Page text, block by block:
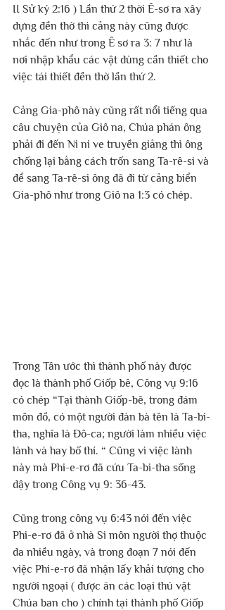
II Sử ký 2:16 ) Lần thứ 2 thời Ê-sơ ra xây
dựng đền thờ thì cảng này cũng được
nhắc đến như trong Ê sơ ra 3: 7 như là
nơi nhập khẩu các vật dùng cần thiết cho
việc tái thiết đền thờ lần thứ 2.
Cảng Gia-phô này cũng rất nổi tiếng qua
câu chuyện của Giô na, Chúa phán ông
phải đi đến Ni ni ve truyền giảng thì ông
chống lại bằng cách trốn sang Ta-rê-si và
để sang Ta-rê-si ông đã đi từ cảng biển
Gia-phô như trong Giô na 1:3 có chép.
Trong Tân ước thì thành phố này được
đọc là thành phố Giốp bê, Công vụ 9:16
có chép “Tại thành Giốp-bê, trong đám
môn đồ, có một người đàn bà tên là Ta-bi-
tha, nghĩa là Đô-ca; người làm nhiều việc
lành và hay bố thí. “ Cũng vì việc lành
này mà Phi-e-rơ đã cứu Ta-bi-tha sống
dậy trong Công vụ 9: 36-43.
Cũng trong công vụ 6:43 nói đến việc
Phi-e-rơ đã ở nhà Si môn người thợ thuộc
da nhiều ngày, và trong đoạn 7 nói đến
việc Phi-e-rơ đã nhận lấy khải tượng cho
người ngoại ( được ăn các loại thú vật
Chúa ban cho ) chính tại thành phố Giốp